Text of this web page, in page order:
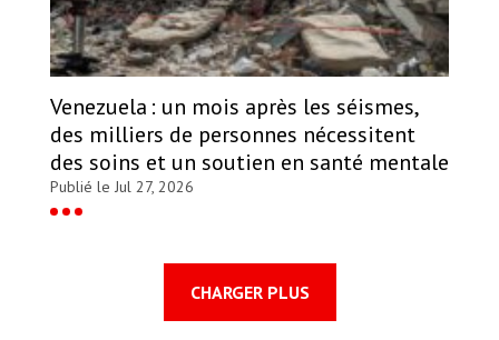
Venezuela : un mois après les séismes,
des milliers de personnes nécessitent
des soins et un soutien en santé mentale
Publié le Jul 27, 2026
CHARGER PLUS